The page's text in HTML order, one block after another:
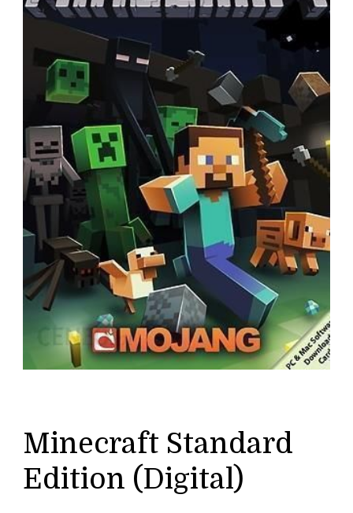
Minecraft Standard
Edition (Digital)